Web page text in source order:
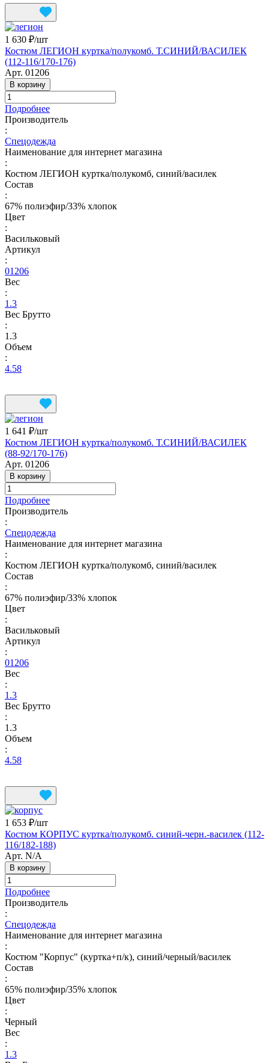
1 630 ₽/шт
Костюм ЛЕГИОН куртка/полукомб. Т.СИНИЙ/ВАСИЛЕК
(112-116/170-176)
Арт. 01206
В корзину
Подробнее
Производитель
:
Спецодежда
Наименование для интернет магазина
:
Костюм ЛЕГИОН куртка/полукомб, синий/василек
Состав
:
67% полиэфир/33% хлопок
Цвет
:
Васильковый
Артикул
:
01206
Вес
:
1.3
Вес Брутто
:
1.3
Объем
:
4.58
1 641 ₽/шт
Костюм ЛЕГИОН куртка/полукомб. Т.СИНИЙ/ВАСИЛЕК
(88-92/170-176)
Арт. 01206
В корзину
Подробнее
Производитель
:
Спецодежда
Наименование для интернет магазина
:
Костюм ЛЕГИОН куртка/полукомб, синий/василек
Состав
:
67% полиэфир/33% хлопок
Цвет
:
Васильковый
Артикул
:
01206
Вес
:
1.3
Вес Брутто
:
1.3
Объем
:
4.58
1 653 ₽/шт
Костюм КОРПУС куртка/полукомб. синий-черн.-василек (112-
116/182-188)
Арт. N/A
В корзину
Подробнее
Производитель
:
Спецодежда
Наименование для интернет магазина
:
Костюм "Корпус" (куртка+п/к), синий/черный/василек
Состав
:
65% полиэфир/35% хлопок
Цвет
:
Черный
Вес
:
1.3